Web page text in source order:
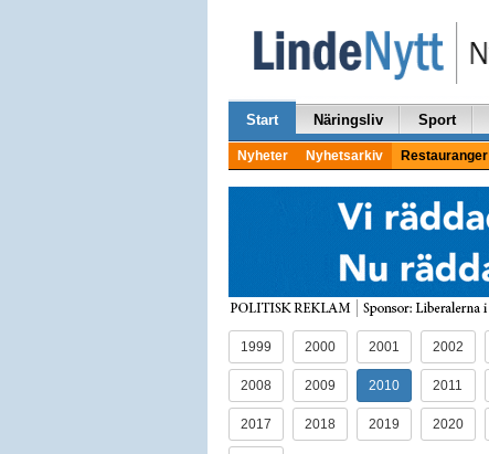
Start Näringsliv Sport
Nyheter Nyhetsarkiv Restauranger
1999 2000 2001 2002
2008 2009 2010 2011
2017 2018 2019 2020